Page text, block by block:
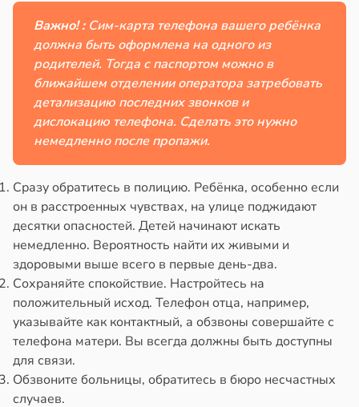
Важно! : Сим-карта телефона вашего ребёнка
должна быть оформлена на одного из
родителей. Тогда с паспортом можно в
ближайшем отделении оператора затребовать
детализацию последних звонков и
дислокацию телефона. Сделать это нужно
немедленно после пропажи.
Сразу обратитесь в полицию. Ребёнка, особенно если
он в расстроенных чувствах, на улице поджидают
десятки опасностей. Детей начинают искать
немедленно. Вероятность найти их живыми и
здоровыми выше всего в первые день-два.
Сохраняйте спокойствие. Настройтесь на
положительный исход. Телефон отца, например,
указывайте как контактный, а обзвоны совершайте с
телефона матери. Вы всегда должны быть доступны
для связи.
Обзвоните больницы, обратитесь в бюро несчастных
случаев.